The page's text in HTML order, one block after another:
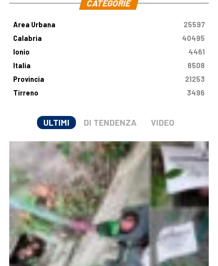
CATEGORIE
Area Urbana
25597
Calabria
40495
Ionio
4461
Italia
8508
Provincia
21253
Tirreno
3496
ULTIMI DI TENDENZA VIDEO